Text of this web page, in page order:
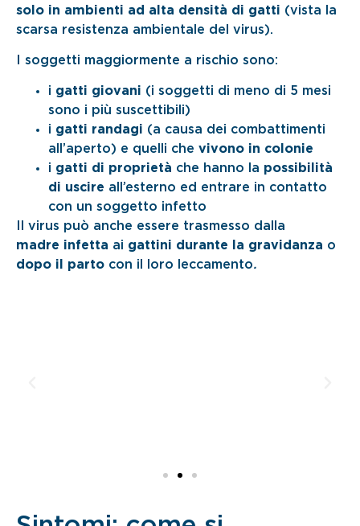
solo in ambienti ad alta densità di gatti (vista la
scarsa resistenza ambientale del virus).
I soggetti maggiormente a rischio sono:
i gatti giovani (i soggetti di meno di 5 mesi
sono i più suscettibili)
i gatti randagi (a causa dei combattimenti
all’aperto) e quelli che vivono in colonie
i gatti di proprietà che hanno la possibilità
di uscire all’esterno ed entrare in contatto
con un soggetto infetto
Il virus può anche essere trasmesso dalla
madre infetta ai gattini durante la gravidanza o
dopo il parto con il loro leccamento.